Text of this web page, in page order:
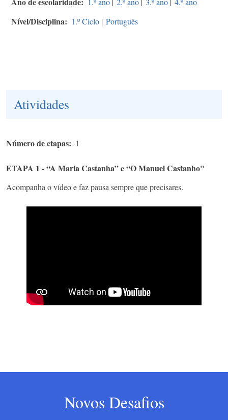
Nível/Disciplina 1.º Ciclo | Português
Atividades
Número de etapas 1
ETAPA 1 - “A Maria Castanha” e “O Manuel Castanho"
Acompanha o vídeo e faz pausa sempre que precisares.
Novos Desafios